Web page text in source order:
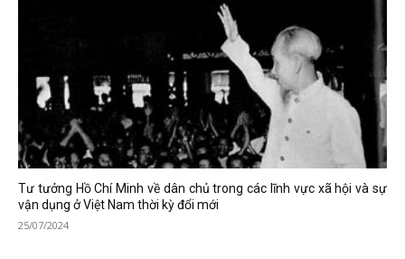
Tư tưởng Hồ Chí Minh về dân chủ trong các lĩnh vực xã hội và sự
vận dụng ở Việt Nam thời kỳ đổi mới
25/07/2024